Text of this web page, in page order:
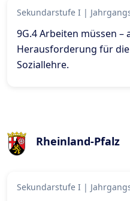
Sekundarstufe I |
9G.4 Arbeiten müssen
Herausforderung für
Soziallehre.
Rheinland-Pfalz
Sekundarstufe I |